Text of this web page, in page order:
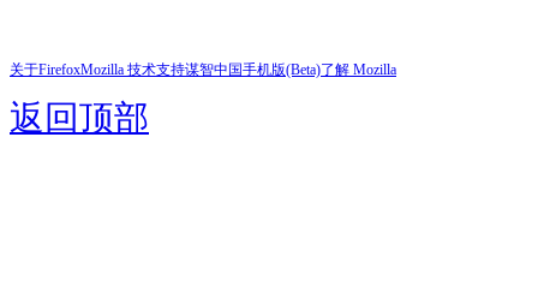
关于FirefoxMozilla 技术支持谋智中国手机版(Beta)了解 Mozilla
返回顶部